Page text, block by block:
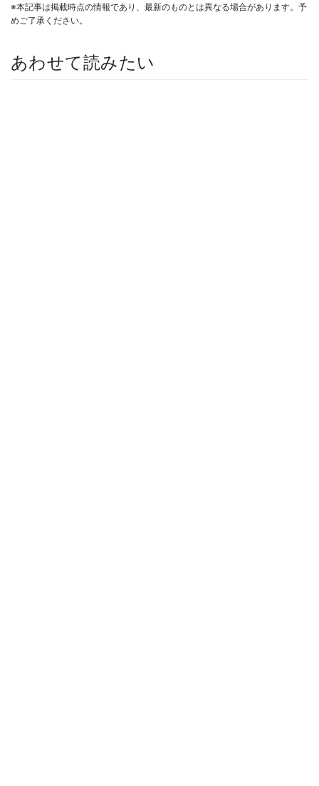
※本記事は掲載時点の情報であり、最新のものとは異なる場合があります。予
めご了承ください。
あわせて読みたい